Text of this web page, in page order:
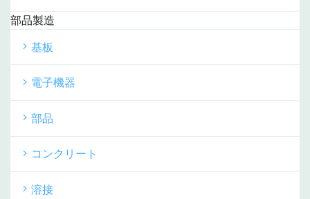
部品製造
基板
電子機器
部品
コンクリート
溶接